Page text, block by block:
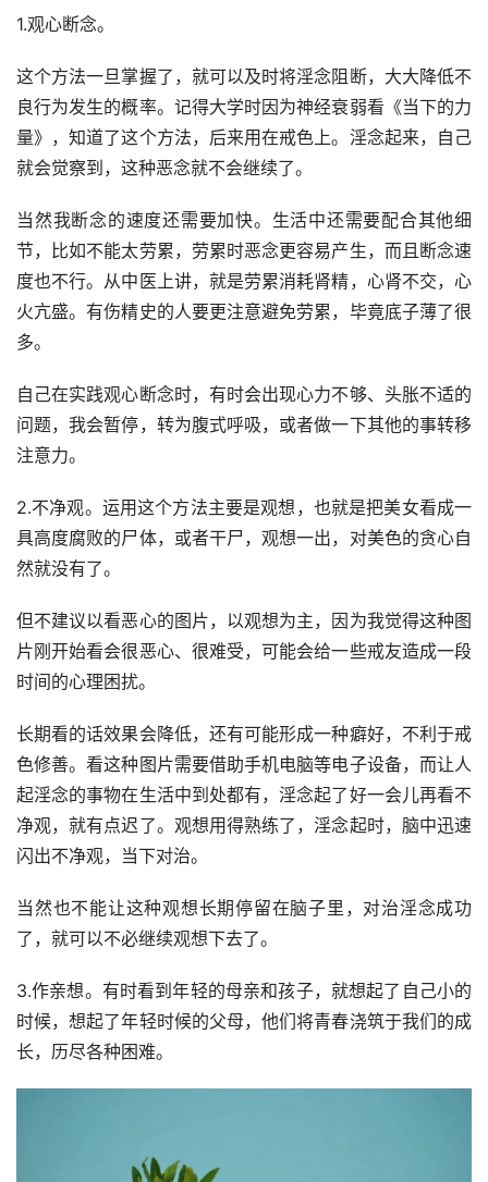
1.观心断念。
这个方法一旦掌握了，就可以及时将淫念阻断，大大降低不
良行为发生的概率。记得大学时因为神经衰弱看《当下的力
量》，知道了这个方法，后来用在戒色上。淫念起来，自己
就会觉察到，这种恶念就不会继续了。
当然我断念的速度还需要加快。生活中还需要配合其他细
节，比如不能太劳累，劳累时恶念更容易产生，而且断念速
度也不行。从中医上讲，就是劳累消耗肾精，心肾不交，心
火亢盛。有伤精史的人要更注意避免劳累，毕竟底子薄了很
多。
自己在实践观心断念时，有时会出现心力不够、头胀不适的
问题，我会暂停，转为腹式呼吸，或者做一下其他的事转移
注意力。
2.不净观。运用这个方法主要是观想，也就是把美女看成一
具高度腐败的尸体，或者干尸，观想一出，对美色的贪心自
然就没有了。
但不建议以看恶心的图片，以观想为主，因为我觉得这种图
片刚开始看会很恶心、很难受，可能会给一些戒友造成一段
时间的心理困扰。
长期看的话效果会降低，还有可能形成一种癖好，不利于戒
色修善。看这种图片需要借助手机电脑等电子设备，而让人
起淫念的事物在生活中到处都有，淫念起了好一会儿再看不
净观，就有点迟了。观想用得熟练了，淫念起时，脑中迅速
闪出不净观，当下对治。
当然也不能让这种观想长期停留在脑子里，对治淫念成功
了，就可以不必继续观想下去了。
3.作亲想。有时看到年轻的母亲和孩子，就想起了自己小的
时候，想起了年轻时候的父母，他们将青春浇筑于我们的成
长，历尽各种困难。